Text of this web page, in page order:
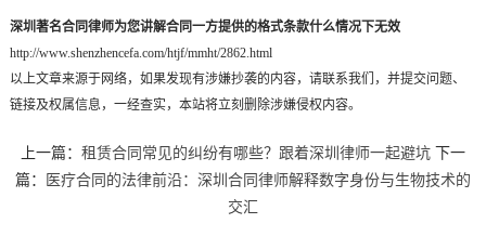
深圳著名合同律师为您讲解合同一方提供的格式条款什么情况下无效
http://www.shenzhencefa.com/htjf/mmht/2862.html
以上文章来源于网络，如果发现有涉嫌抄袭的内容，请联系我们，并提交问题、
链接及权属信息，一经查实，本站将立刻删除涉嫌侵权内容。
上一篇： 租赁合同常见的纠纷有哪些？跟着深圳律师一起避坑下一
篇：
医疗合同的法律前沿：深圳合同律师解释数字身份与生物技术的
交汇